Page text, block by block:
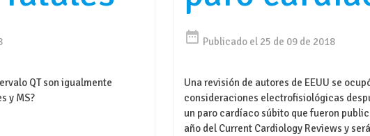
QT son igualmente
y MS?
date_range Publicado el 25 de 09 de 2018
Una revisión de autores de EEUU se
consideraciones electrofisiológicas
un paro cardíaco súbito que fueron
año del Current Cardiology Reviews y